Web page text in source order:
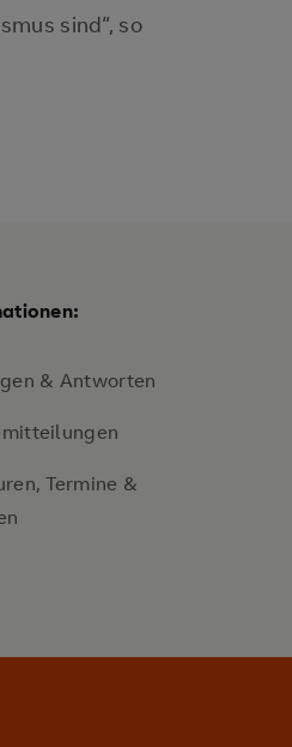
sind“, so
& Antworten
Termine &